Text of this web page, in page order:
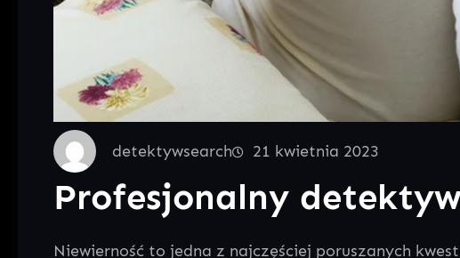
detektywsearch 21 kwietnia 2023
Profesjonalny
Niewierność to jedna z najczęściej poruszanych